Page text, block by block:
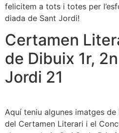
felicitem a tots i totes per
diada de Sant Jordi!
Certamen
de Dibuix 1r,
Jordi 21
Aquí teniu algunes imatges de
del Certamen Literari i el